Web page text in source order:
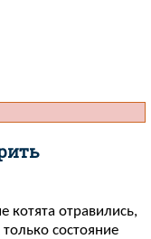
котята отравились,
состояние